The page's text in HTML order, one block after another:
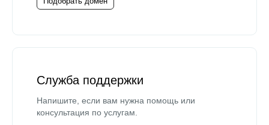
Служба поддержки
Напишите, если вам нужна помощь или
консультация по услугам.